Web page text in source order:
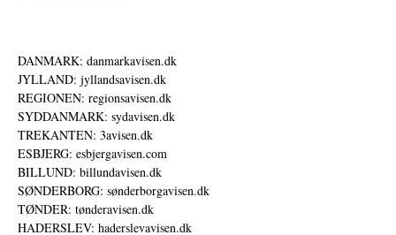
DANMARK: danmarkavisen.dk
JYLLAND: jyllandsavisen.dk
REGIONEN: regionsavisen.dk
SYDDANMARK: sydavisen.dk
TREKANTEN: 3avisen.dk
ESBJERG: esbjergavisen.com
BILLUND: billundavisen.dk
SØNDERBORG: sønderborgavisen.dk
TØNDER: tønderavisen.dk
HADERSLEV: haderslevavisen.dk